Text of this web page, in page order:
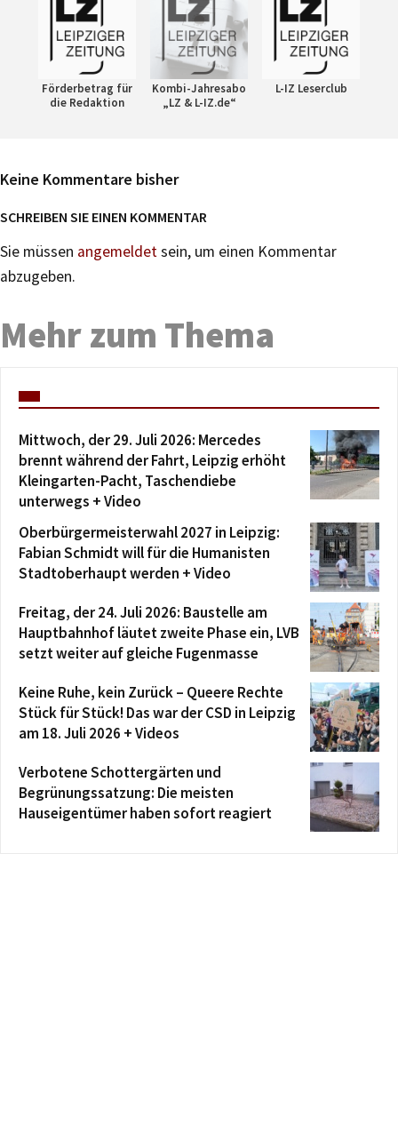
Förderbetrag für
die Redaktion
Kombi-Jahresabo
„LZ & L-IZ.de“
L-IZ Leserclub
Keine Kommentare bisher
SCHREIBEN SIE EINEN KOMMENTAR
Sie müssen angemeldetsein, um einen Kommentar
abzugeben.
Mehr zum Thema
Mittwoch, der 29. Juli 2026: Mercedes
brennt während der Fahrt, Leipzig erhöht
Kleingarten-Pacht, Taschendiebe
unterwegs + Video
Oberbürgermeisterwahl 2027 in Leipzig:
Fabian Schmidt will für die Humanisten
Stadtoberhaupt werden + Video
Freitag, der 24. Juli 2026: Baustelle am
Hauptbahnhof läutet zweite Phase ein, LVB
setzt weiter auf gleiche Fugenmasse
Keine Ruhe, kein Zurück – Queere Rechte
Stück für Stück! Das war der CSD in Leipzig
am 18. Juli 2026 + Videos
Verbotene Schottergärten und
Begrünungssatzung: Die meisten
Hauseigentümer haben sofort reagiert